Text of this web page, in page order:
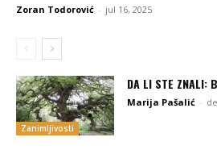
Zoran Todorović - jul 16, 2025
Zanimljivosti
DA LI STE ZNALI:
Marija Pašalić -